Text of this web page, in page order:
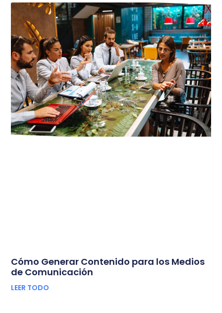
Cómo Generar Contenido para los Medios
de Comunicación
LEER TODO